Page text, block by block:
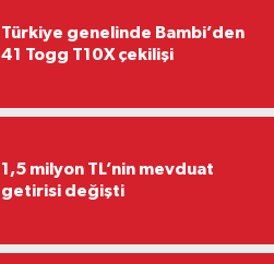
Türkiye genelinde Bambi’den
41 Togg T10X çekilişi
1,5 milyon TL’nin mevduat
getirisi değişti